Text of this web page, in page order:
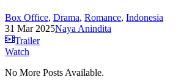
Box Office, Drama, Romance, Indonesia
31 Mar 2025Naya Anindita
Trailer
Watch
No More Posts Available.